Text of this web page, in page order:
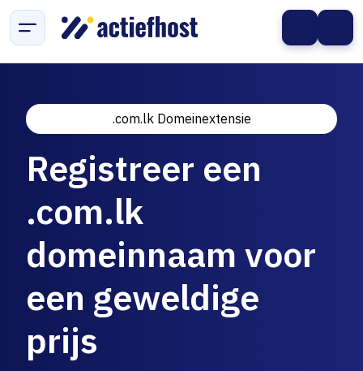
.com.lk Domeinextensie
Registreer een
.com.lk
domeinnaam voor
een geweldige
prijs